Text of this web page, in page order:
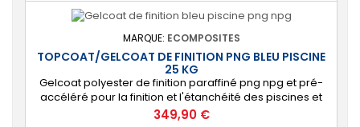
MARQUE: ECOMPOSITES
TOPCOAT/GELCOAT DE FINITION PNG BLEU PISCINE
25 KG
Gelcoat polyester de finition paraffiné png npg et pré-
accéléré pour la finition et l'étanchéité des piscines et
bassins. [Finition] : Fournit une couche extérieure lisse
Prix
349,90 €